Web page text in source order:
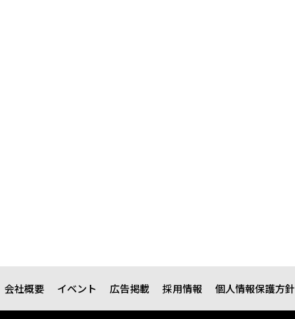
会社概要 イベント 広告掲載 採用情報 個人情報保護方針